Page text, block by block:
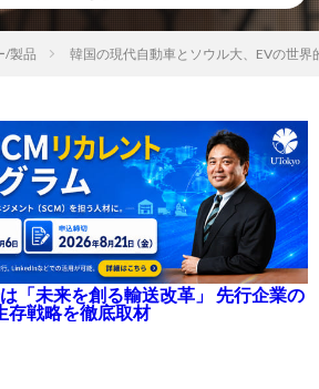
/製品 韓国の現代自動車とソウル大、EVの世
「未来を創る輸送改革」 先行企業の
存戦略を徹底取材